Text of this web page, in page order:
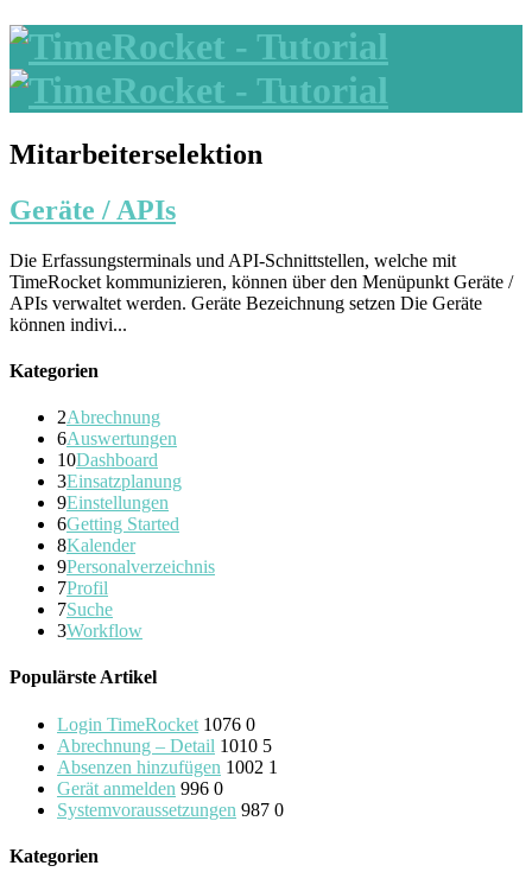
Mitarbeiterselektion
Geräte / APIs
Die Erfassungsterminals und API-Schnittstellen, welche mit
TimeRocket kommunizieren, können über den Menüpunkt Geräte /
APIs verwaltet werden. Geräte Bezeichnung setzen Die Geräte
können indivi...
Kategorien
2Abrechnung
6Auswertungen
10Dashboard
3Einsatzplanung
9Einstellungen
6Getting Started
8Kalender
9Personalverzeichnis
7Profil
7Suche
3Workflow
Populärste Artikel
Login TimeRocket 1076 0
Abrechnung – Detail 1010 5
Absenzen hinzufügen 1002 1
Gerät anmelden 996 0
Systemvoraussetzungen 987 0
Kategorien